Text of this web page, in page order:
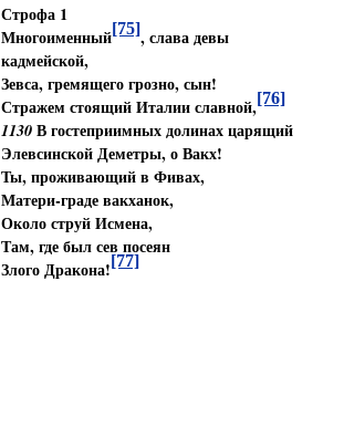
Строфа 1
Многоименный[75], слава девы
кадмейской,
Зевса, гремящего грозно, сын!
Стражем стоящий Италии славной,[76]
1130В гостеприимных долинах царящий
Элевсинской Деметры, о Вакх!
Ты, проживающий в Фивах,
Матери‑граде вакханок,
Около струй Исмена,
Там, где был сев посеян
Злого Дракона![77]